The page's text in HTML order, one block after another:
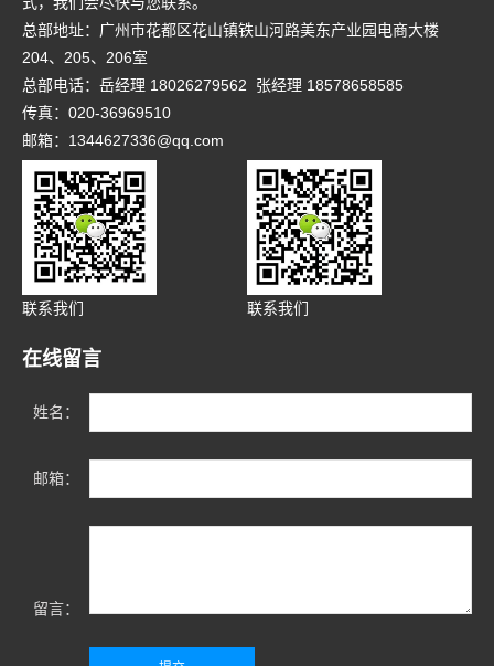
总部地址：广州市花都区花山镇铁山河路美东产业园电商大楼
204、205、206室
总部电话：岳经理 18026279562 张经理 18578658585
传真：020-36969510
邮箱：1344627336@qq.com
联系我们 联系我们
在线留言
姓名：
邮箱：
留言：